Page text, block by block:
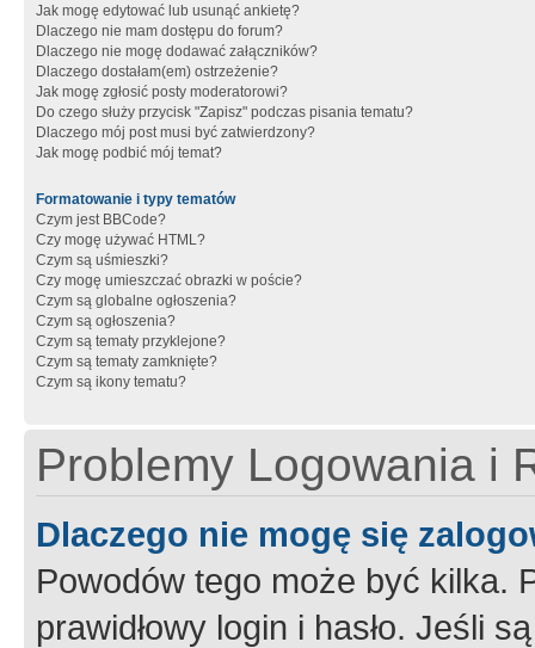
Jak mogę edytować lub usunąć ankietę?
Dlaczego nie mam dostępu do forum?
Dlaczego nie mogę dodawać załączników?
Dlaczego dostałam(em) ostrzeżenie?
Jak mogę zgłosić posty moderatorowi?
Do czego służy przycisk "Zapisz" podczas pisania tematu?
Dlaczego mój post musi być zatwierdzony?
Jak mogę podbić mój temat?
Formatowanie i typy tematów
Czym jest BBCode?
Czy mogę używać HTML?
Czym są uśmieszki?
Czy mogę umieszczać obrazki w poście?
Czym są globalne ogłoszenia?
Czym są ogłoszenia?
Czym są tematy przyklejone?
Czym są tematy zamknięte?
Czym są ikony tematu?
Problemy Logowania i
Dlaczego nie mogę się
Powodów tego może być kilka.
prawidłowy login i hasło. Jeśli